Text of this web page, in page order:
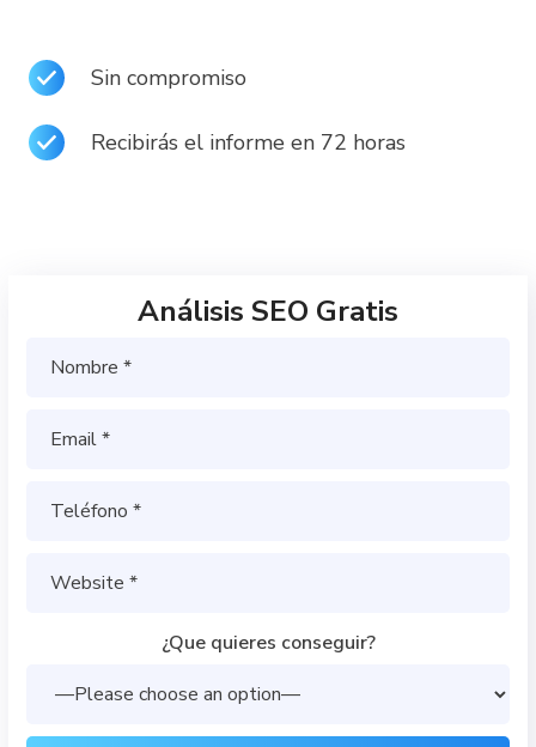
Sin compromiso
Recibirás el informe en 72 horas
Análisis SEO Gratis
¿Que quieres conseguir?